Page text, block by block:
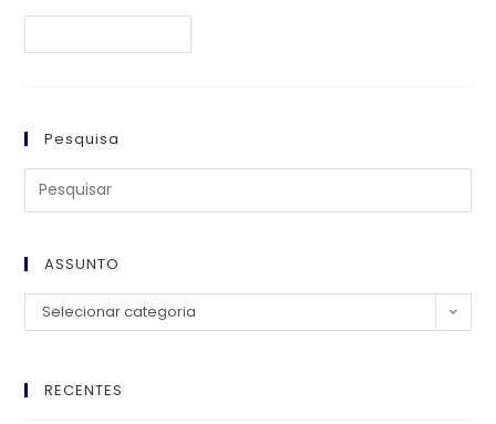
Pesquisa
ASSUNTO
Selecionar categoria
RECENTES